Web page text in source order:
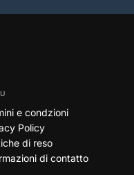
e condzioni
Policy
di reso
di contatto